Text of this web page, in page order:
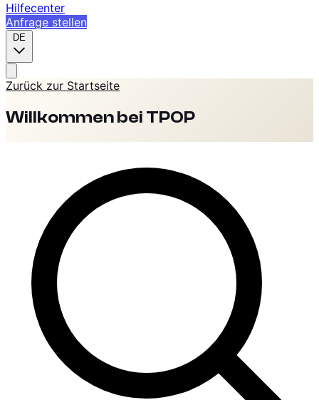
Hilfecenter
Anfrage stellen
DE
Zurück zur Startseite
Willkommen bei TPOP